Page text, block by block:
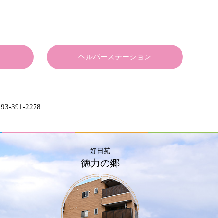
ヘルパーステーション
391-2278
好日苑
徳力の郷